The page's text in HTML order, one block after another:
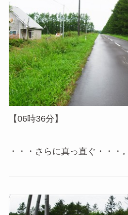
【06時36分】
・・・さらに真っ直ぐ・・・。